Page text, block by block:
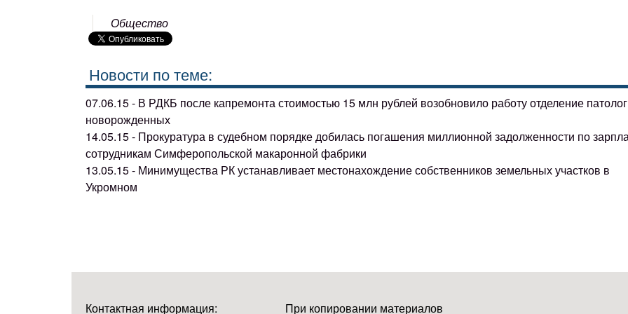
Общество
Новости по теме:
07.06.15 - В РДКБ после капремонта стоимостью 15 млн рублей возобновило работу отделение
новорожденных
14.05.15 - Прокуратура в судебном порядке добилась погашения миллионной задолженности по
сотрудникам Симферопольской макаронной фабрики
13.05.15 - Минимущества РК устанавливает местонахождение собственников земельных участков в
Укромном
Контактная информация: При копировании материалов